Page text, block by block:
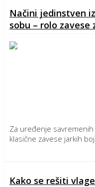
Načini jedinstven
sobu – rolo
Za uređenje
klasične zavese jarkih
Kako se rešiti